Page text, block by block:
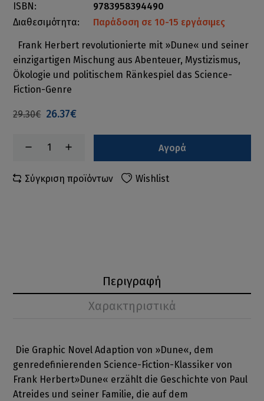
ISBN:
9783958394490
Διαθεσιμότητα:
Παράδοση σε 10-15 εργάσιμες
Frank Herbert revolutionierte mit »Dune« und seiner
einzigartigen Mischung aus Abenteuer, Mystizismus,
Ökologie und politischem Ränkespiel das Science-
Fiction-Genre
29.30€ 26.37€
Αγορά
Σύγκριση προϊόντων Wishlist
Περιγραφή
Χαρακτηριστικά
Die Graphic Novel Adaption von »Dune«, dem
genredefinierenden Science-Fiction-Klassiker von
Frank Herbert»Dune« erzählt die Geschichte von Paul
Atreides und seiner Familie, die auf dem